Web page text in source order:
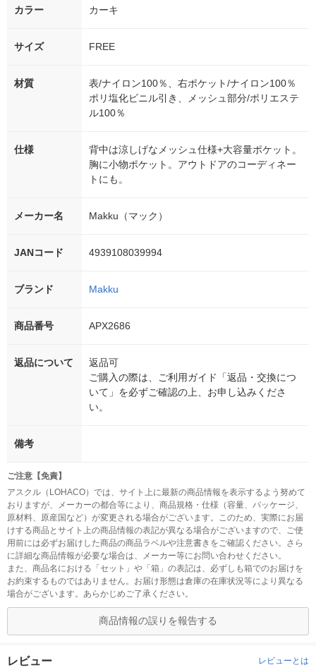
カラー カーキ
サイズ FREE
材質
表/ナイロン100％、右ポケット/ナイロン100％
ポリ塩化ビニル引き、メッシュ部分/ポリエステ
ル100％
仕様
背中は涼しげなメッシュ仕様+大容量ポケット。
胸に小物ポケット。アウトドアのコーディネー
トにも。
メーカー名 Makku（マック）
JANコード 4939108039994
ブランド Makku
商品番号 APX2686
返品について
返品可
ご購入の際は、ご利用ガイド「返品・交換につ
いて」を必ずご確認の上、お申し込みくださ
い。
備考
ご注意【免責】
アスクル（LOHACO）では、サイト上に最新の商品情報を表示するよう努めて
おりますが、メーカーの都合等により、商品規格・仕様（容量、パッケージ、
原材料、原産国など）が変更される場合がございます。このため、実際にお届
けする商品とサイト上の商品情報の表記が異なる場合がございますので、ご使
用前には必ずお届けした商品の商品ラベルや注意書きをご確認ください。さら
に詳細な商品情報が必要な場合は、メーカー等にお問い合わせください。
また、商品名における「セット」や「箱」の表記は、必ずしも箱でのお届けを
お約束するものではありません。お届け形態は倉庫の在庫状況等により異なる
場合がございます。あらかじめご了承ください。
商品情報の誤りを報告する
レビュー レビューとは